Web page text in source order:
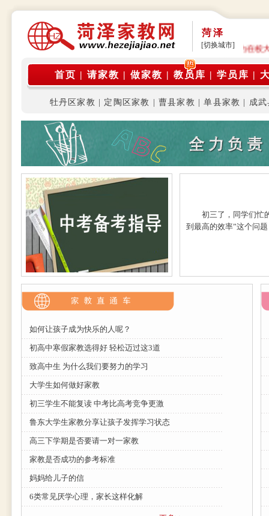
菏泽
[切换城市]
公告: 本平台是由在校大学生家教团体运营，旨为在校
首页 | 请家教 | 做家教 | 教员库 | 学员库 |
牡丹区家教 定陶区家教 |曹县家教 |单县家教 成
初三了，同学们忙的
到最高的效率”这个问
如何让孩子成为快乐的人呢？
初高中寒假家教选得好 轻松迈过这3道
致高中生 为什么我们要努力的学习
大学生如何做好家教
初三学生不能复读 中考比高考竞争更激
鲁东大学生家教分享让孩子发挥学习状态
高三下学期是否要请一对一家教
家教是否成功的参考标准
妈妈给儿子的信
6类常见厌学心理，家长这样化解